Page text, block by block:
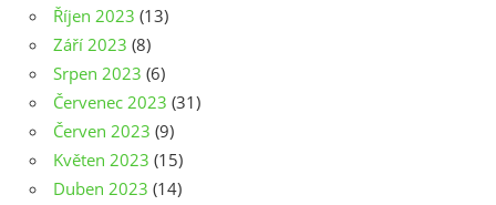
Říjen 2023 (13)
Září 2023 (8)
Srpen 2023 (6)
Červenec 2023 (31)
Červen 2023 (9)
Květen 2023 (15)
Duben 2023 (14)